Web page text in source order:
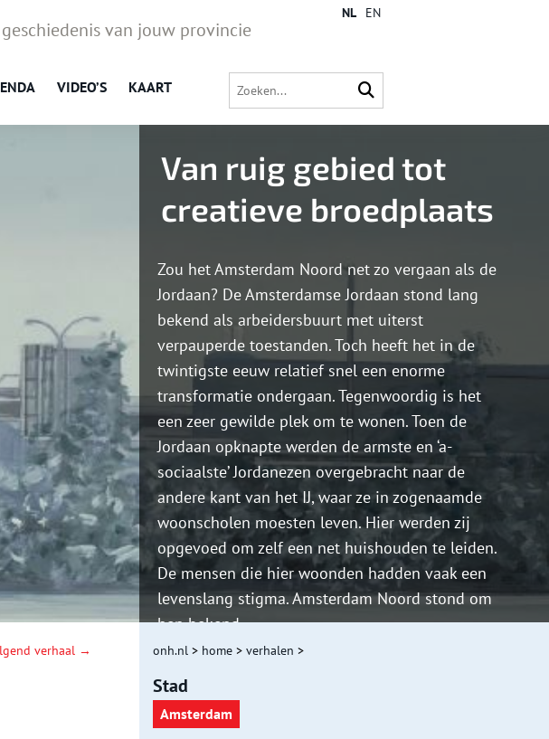
van jouw provincie
VIDEO’S KAART
NL EN
Van ruig gebied tot
creatieve broedplaats
Zou het Amsterdam Noord net zo vergaan als de
Jordaan? De Amsterdamse Jordaan stond lang
bekend als arbeidersbuurt met uiterst
verpauperde toestanden. Toch heeft het in de
twintigste eeuw relatief snel een enorme
transformatie ondergaan. Tegenwoordig is het
een zeer gewilde plek om te wonen. Toen de
Jordaan opknapte werden de armste en ‘a-
sociaalste’ Jordanezen overgebracht naar de
andere kant van het IJ, waar ze in zogenaamde
woonscholen moesten leven. Hier werden zij
opgevoed om zelf een net huishouden te leiden.
De mensen die hier woonden hadden vaak een
levenslang stigma. Amsterdam Noord stond om
hen bekend.
Tegenwoordig is Noord echter aan een opkomst
bezig en worden er steeds meer creatieve
initiatieven gestart. Sinds mei 2014 is
Amsterdam Noord weer zo'n cultureel initiatief
verhaal → onh.nl > home > verhalen >
Stad
Amsterdam